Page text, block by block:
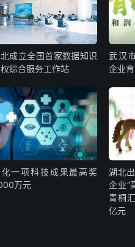
成立全国首家数据知识
综合服务工作站
武汉
企业
一项科技成果最高奖
万元
湖北
企业“
青桐
亿元